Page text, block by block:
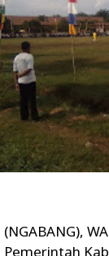
(NGABANG),
Pemerintah